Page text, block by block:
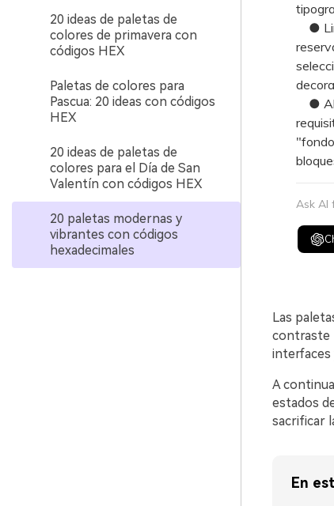
20 ideas de paletas de
colores de primavera con
códigos HEX
Paletas de colores para
Pascua: 20 ideas con códigos
HEX
20 ideas de paletas de
colores para el Día de San
Valentín con códigos HEX
20 paletas modernas y
vibrantes con códigos
hexadecimales
●
● Al
Ask AI
Las
contraste
interfaces
A
estados
sacrificar
En